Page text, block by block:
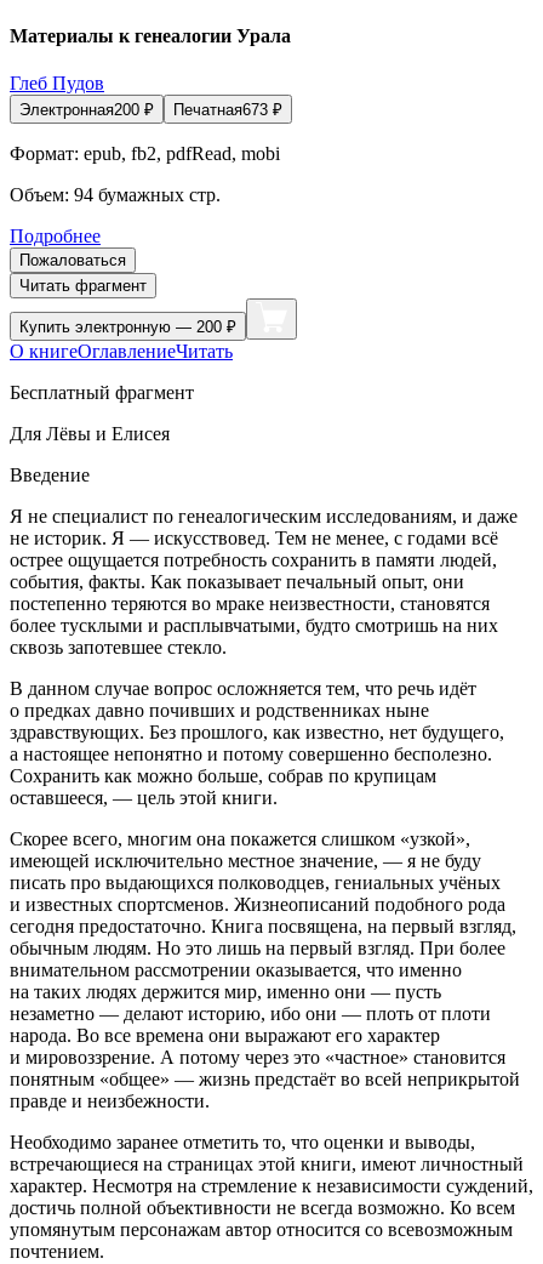
Материалы к генеалогии Урала
Глеб Пудов
Электронная200 ₽ Печатная673 ₽
Формат: epub, fb2, pdfRead, mobi
Объем: 94 бумажных стр.
Подробнее
Пожаловаться
Читать фрагмент
Купить электронную — 200 ₽
О книгеОглавлениеЧитать
Бесплатный фрагмент
Для Лёвы и Елисея
Введение
Я не специалист по генеалогическим исследованиям, и даже
не историк. Я — искусствовед. Тем не менее, с годами всё
острее ощущается потребность сохранить в памяти людей,
события, факты. Как показывает печальный опыт, они
постепенно теряются во мраке неизвестности, становятся
более тусклыми и расплывчатыми, будто смотришь на них
сквозь запотевшее стекло.
В данном случае вопрос осложняется тем, что речь идёт
о предках давно почивших и родственниках ныне
здравствующих. Без прошлого, как известно, нет будущего,
а настоящее непонятно и потому совершенно бесполезно.
Сохранить как можно больше, собрав по крупицам
оставшееся, — цель этой книги.
Скорее всего, многим она покажется слишком «узкой»,
имеющей исключительно местное значение, — я не буду
писать про выдающихся полководцев, гениальных учёных
и известных спортсменов. Жизнеописаний подобного рода
сегодня предостаточно. Книга посвящена, на первый взгляд,
обычным людям. Но это лишь на первый взгляд. При более
внимательном рассмотрении оказывается, что именно
на таких людях держится мир, именно они — пусть
незаметно — делают историю, ибо они — плоть от плоти
народа. Во все времена они выражают его характер
и мировоззрение. А потому через это «частное» становится
понятным «общее» — жизнь предстаёт во всей неприкрытой
правде и неизбежности.
Необходимо заранее отметить то, что оценки и выводы,
встречающиеся на страницах этой книги, имеют личностный
характер. Несмотря на стремление к независимости суждений,
достичь полной объективности не всегда возможно. Ко всем
упомянутым персонажам автор относится со всевозможным
почтением.